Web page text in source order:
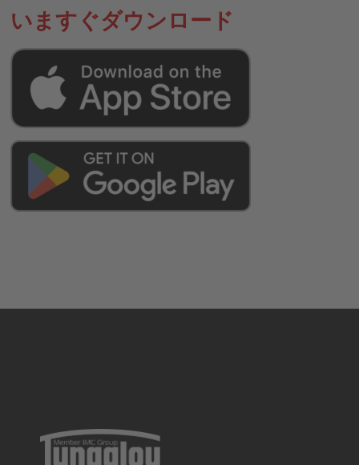
いますぐダウンロード